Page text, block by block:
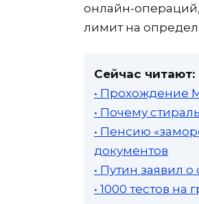
онлайн-
лимит на
Сейчас читают:
• Прохождение
• Почему
• Пенсию
документов
• Путин заявил
• 1000 тестов